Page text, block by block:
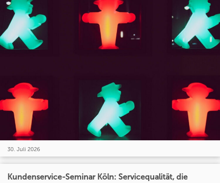
30. Juli 2026
Kundenservice-Seminar Köln: Servicequalität, die